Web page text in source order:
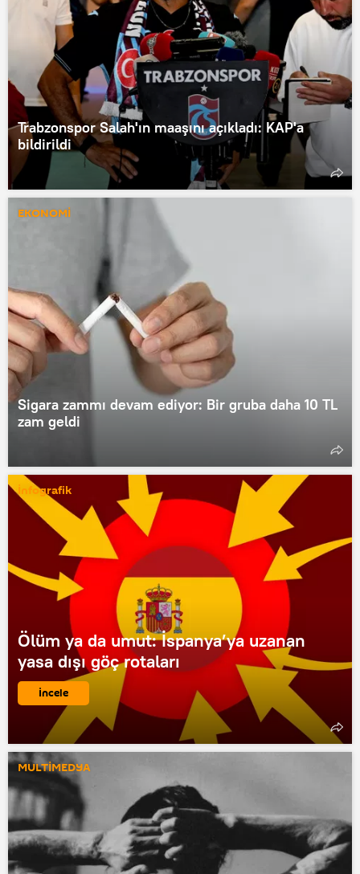
Trabzonspor Salah'ın maaşını açıkladı: KAP'a
bildirildi
EKONOMİ
Sigara zammı devam ediyor: Bir gruba daha 10 TL
zam geldi
Ölüm ya da umut: İspanya’ya uzanan
yasa dışı göç rotaları
İnfografik
İncele
MULTİMEDYA